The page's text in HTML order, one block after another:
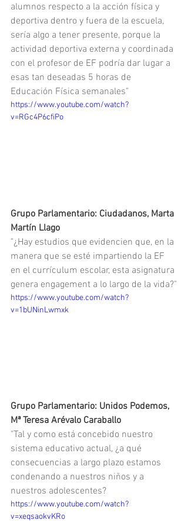
alumnos respecto a la acción física y
deportiva dentro y fuera de la escuela,
sería algo a tener presente, porque la
actividad deportiva externa y coordinada
con el profesor de EF podría dar lugar a
esas tan deseadas 5 horas de
Educación Física semanales"
https://www.youtube.com/watch?
v=RGc4P6cfiPo
Grupo Parlamentario: Ciudadanos, Marta
Martín Llago
"¿Hay estudios que evidencien que, en la
manera que se esté impartiendo la EF
en el currículum escolar, esta asignatura
genera engagement a lo largo de la vida?"
https://www.youtube.com/watch?
v=1bUNinLwmxk
Grupo Parlamentario: Unidos Podemos,
Mª Teresa Arévalo Caraballo
"Tal y como está concebido nuestro
sistema educativo actual, ¿a qué
consecuencias a largo plazo estamos
condenando a nuestros niños y a
nuestros adolescentes?
https://www.youtube.com/watch?
v=xeqsaokvKRo